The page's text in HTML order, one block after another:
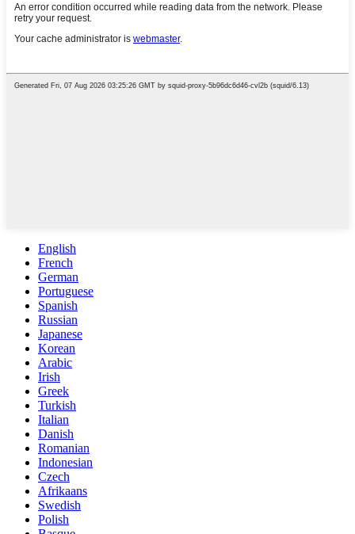
English
French
German
Portuguese
Spanish
Russian
Japanese
Korean
Arabic
Irish
Greek
Turkish
Italian
Danish
Romanian
Indonesian
Czech
Afrikaans
Swedish
Polish